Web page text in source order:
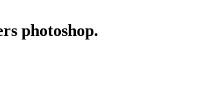
photoshop.